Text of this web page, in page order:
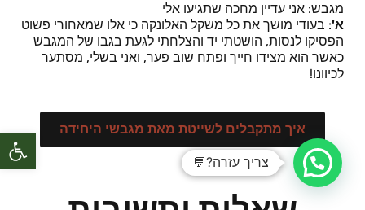
פתח
מגבש: אני עדיין מחכה שתגיעו אלי
א': בעודי מושך את כל משקל האלונקה כי אלו שמאחורי פשוט
הפסיקו לנסות, הושטתי יד והצלחתי לגעת בגבו של המגבש
כאשר הוא מצידו חייך ופתח שוב פער, ואני בשלי, מסתער
לכיוונו!
איך מתקבלים לשייטת מאת מגבשי היחידה
צריך עזרה?💬